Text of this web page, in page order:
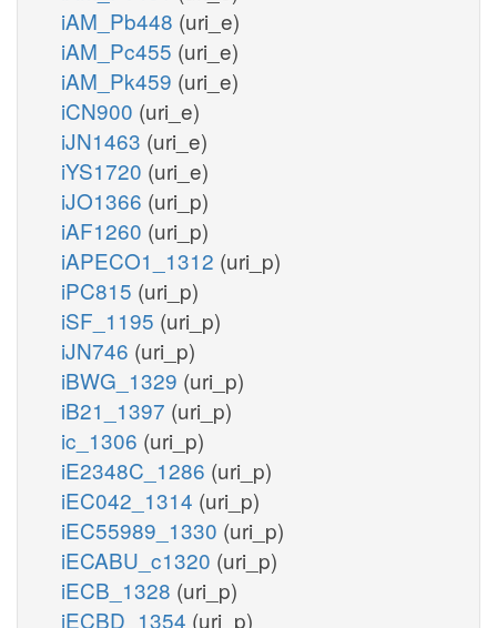
iAM_Pb448 (uri_e)
iAM_Pc455 (uri_e)
iAM_Pk459 (uri_e)
iCN900 (uri_e)
iJN1463 (uri_e)
iYS1720 (uri_e)
iJO1366 (uri_p)
iAF1260 (uri_p)
iAPECO1_1312 (uri_p)
iPC815 (uri_p)
iSF_1195 (uri_p)
iJN746 (uri_p)
iBWG_1329 (uri_p)
iB21_1397 (uri_p)
ic_1306 (uri_p)
iE2348C_1286 (uri_p)
iEC042_1314 (uri_p)
iEC55989_1330 (uri_p)
iECABU_c1320 (uri_p)
iECB_1328 (uri_p)
iECBD_1354 (uri_p)